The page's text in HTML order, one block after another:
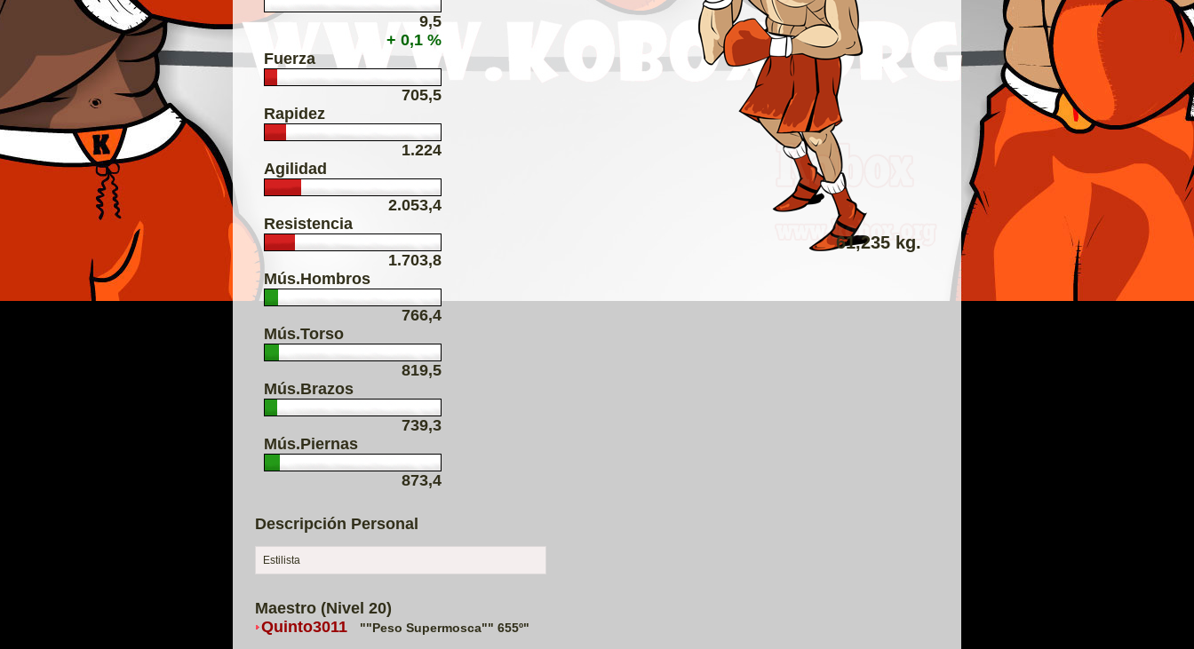
61,235 kg.
9,5
+ 0,1 %
Fuerza
705,5
Rapidez
1.224
Agilidad
2.053,4
Resistencia
1.703,8
Mús.Hombros
766,4
Mús.Torso
819,5
Mús.Brazos
739,3
Mús.Piernas
873,4
Descripción Personal
Estilista
Maestro (Nivel 20)
Quinto3011
""Peso Supermosca"" 655º"